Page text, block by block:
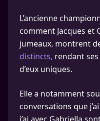
L’ancienne
comment Jacques et
jumeaux, montrent
distincts, rendant
d’eux uniques.
Elle a notamment
conversations que